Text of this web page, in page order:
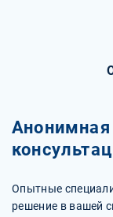
Анонимная
Опытные
решение в вашей